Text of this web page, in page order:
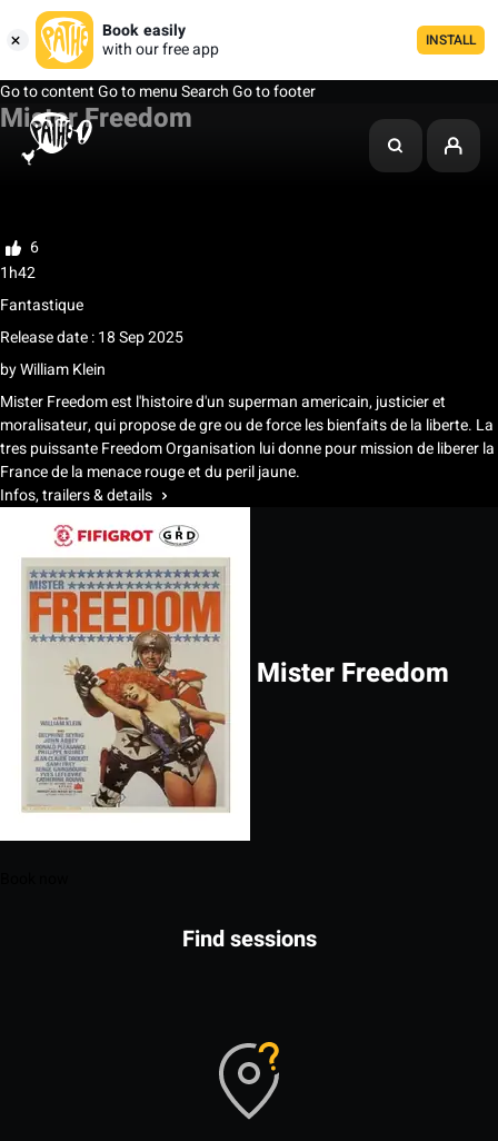
Book easily
with our free app
INSTALL
Go to contentGo to menuSearchGo to footer
Mister Freedom
My list
6
1h42
Fantastique
Release date : 18 Sep 2025
byWilliam Klein
Mister Freedom est l'histoire d'un superman americain, justicier et
moralisateur, qui propose de gre ou de force les bienfaits de la liberte. La
tres puissante Freedom Organisation lui donne pour mission de liberer la
France de la menace rouge et du peril jaune.
Infos, trailers & details
Mister Freedom
Find sessions